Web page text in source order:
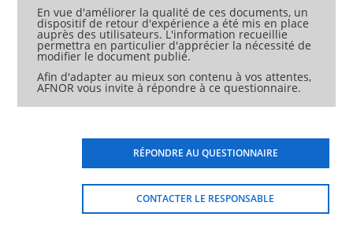
En vue d'améliorer la qualité de ces documents, un
dispositif de retour d'expérience a été mis en place
auprès des utilisateurs. L'information recueillie
permettra en particulier d'apprécier la nécessité de
modifier le document publié.
Afin d'adapter au mieux son contenu à vos attentes,
AFNOR vous invite à répondre à ce questionnaire.
RÉPONDRE AU QUESTIONNAIRE
CONTACTER LE RESPONSABLE